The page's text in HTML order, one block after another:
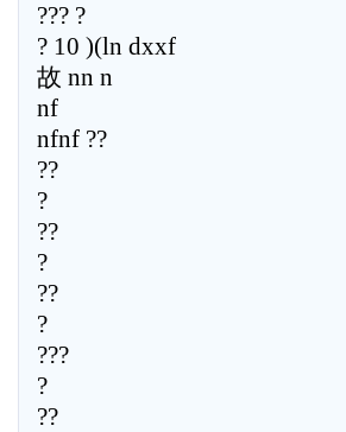
??? ?
? 10 )(ln dxxf
故 nn n
nf
nfnf ??
??
?
??
?
??
?
???
?
??